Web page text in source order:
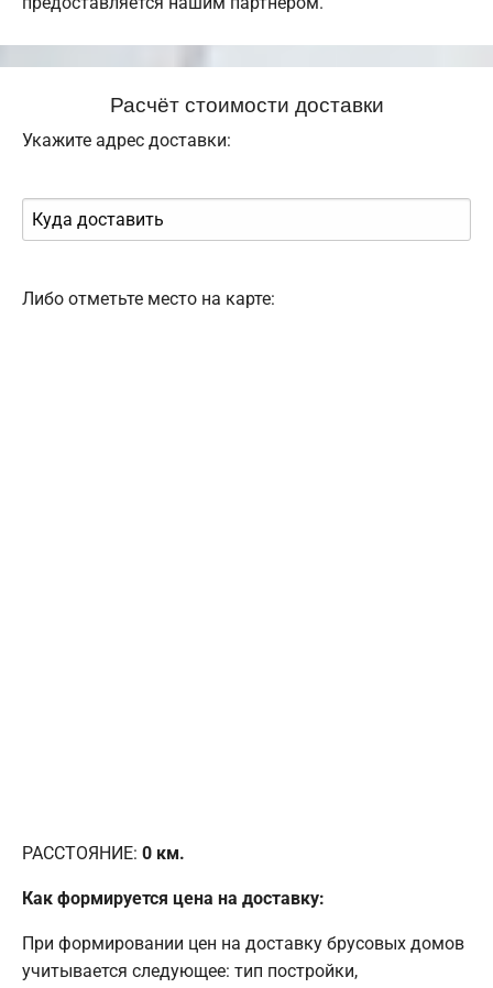
Расчёт стоимости доставки
Укажите адрес доставки:
Либо отметьте место на карте:
РАССТОЯНИЕ: 0 км.
Как формируется цена на доставку:
При формировании цен на доставку брусовых домов
учитывается следующее: тип постройки,